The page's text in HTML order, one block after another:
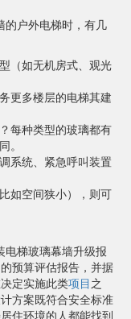
的户外电梯时，有几
（如无机房式、观光
更多楼层的电梯其建
每种类型的玻璃都有
。
系统、紧急呼叫装置
如空间狭小），则可
电梯玻璃幕墙升级报
预算评估报告，并据
定实施此类项目之
方案既符合安全标准
住环境的人都能找到